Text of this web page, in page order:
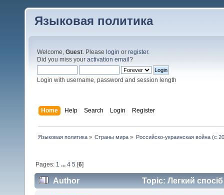
Языковая политика
Welcome, Guest. Please login or register.
Did you miss your activation email ?
Login with username, password and session length
Home Help Search Login Register
Языковая политика» Страны мира » Российско-украинская война (с
Pages: 1 ...4 5 [6]
Author Topic: Легкий